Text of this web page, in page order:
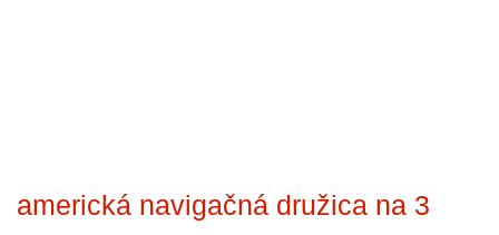
americká navigačná družica na 3